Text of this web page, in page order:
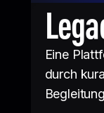
Eine
durch